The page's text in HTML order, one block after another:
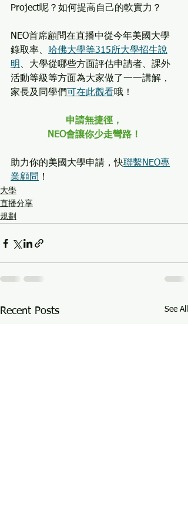
Project呢？如何提高自己的軟實力？
NEO首席顧問在直播中從今年美國大學
錄取率、 哈佛大學等315所大學招生說
明 、大學從哪些方面評估申請者、課外
活動等級等方面為大家做了一一講解，
家長及同學們 可在此觀看哦！
申請無捷徑，
NEO會讓你少走彎路！
助力你的美國大學申請，快聯繫NEO專
業顧問 ！
大學
直播分享
規劃
Recent Posts See All